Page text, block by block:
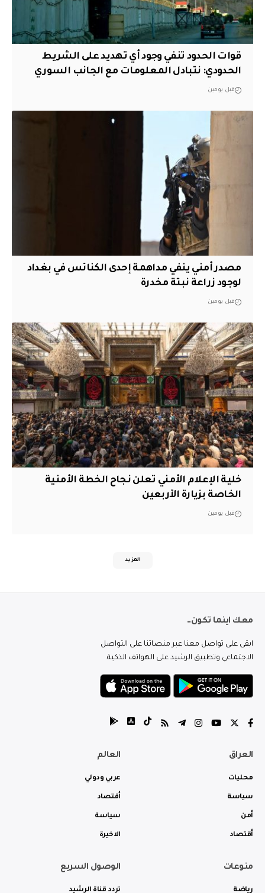
قوات الحدود تنفي وجود أي تهديد على الشريط
الحدودي: نتبادل المعلومات مع الجانب السوري
قبل يومين
مصدر أمني ينفي مداهمة إحدى الكنائس في بغداد
لوجود زراعة نبتة مخدرة
قبل يومين
خلية الإعلام الأمني تعلن نجاح الخطة الأمنية
الخاصة بزيارة الأربعين
قبل يومين
المزيد
معك اينما تكون..
ابقى على تواصل معنا عبر منصاتنا على التواصل
الاجتماعي وتطبيق الرشيد على الهواتف الذكية.
العراق
محليات
سياسة
أمن
أقتصاد
العالم
عربي ودولي
أقتصاد
سياسة
الاخيرة
منوعات
رياضة
الوصول السريع
تردد قناة الرشيد